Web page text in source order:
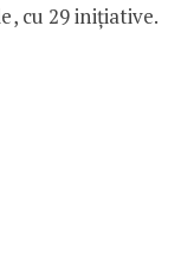
cu 29 inițiative.